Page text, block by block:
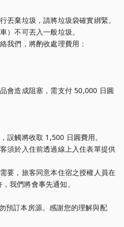
丟棄垃圾，請將垃圾袋確實綁緊。
）不可丟入一般垃圾。
我們，將酌收處理費用：
會造成阻塞，需支付 50,000 日圓
誤觸將收取 1,500 日圓費用。
須於入住前透過線上入住表單提供
要，旅客同意本住宿之授權人員在
我們將會事先通知。
預訂本房源。感謝您的理解與配